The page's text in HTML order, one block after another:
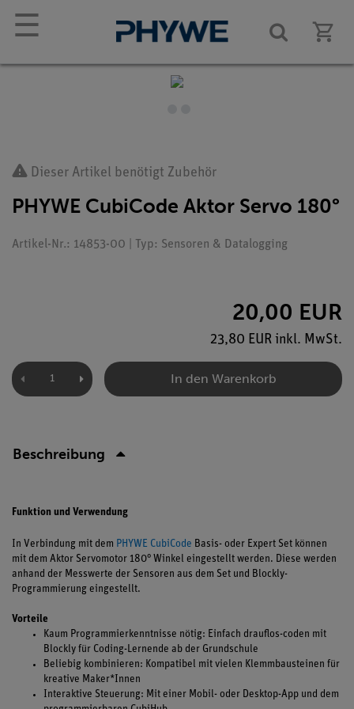
☰
Dieser Artikel benötigt Zubehör
PHYWE CubiCode Aktor Servo 180°
Artikel-Nr.: 14853-00 | Typ: Sensoren & Datalogging
20,00 EUR
23,80 EUR inkl. MwSt.
In den Warenkorb
Beschreibung
Funktion und Verwendung
In Verbindung mit dem PHYWE CubiCode Basis- oder Expert Set können
mit dem Aktor Servomotor 180° Winkel eingestellt werden. Diese werden
anhand der Messwerte der Sensoren aus dem Set und Blockly-
Programmierung eingestellt.
Vorteile
Kaum Programmierkenntnisse nötig: Einfach drauflos-coden mit
Blockly für Coding-Lernende ab der Grundschule
Beliebig kombinieren: Kompatibel mit vielen Klemmbausteinen für
kreative Maker*Innen
Interaktive Steuerung: Mit einer Mobil- oder Desktop-App und dem